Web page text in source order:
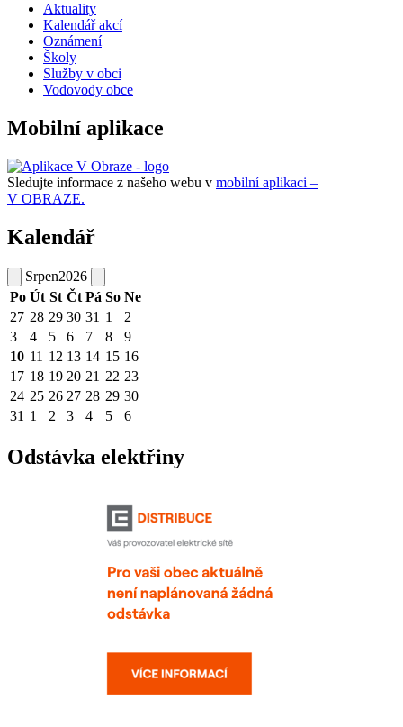
Aktuality
Kalendář akcí
Oznámení
Školy
Služby v obci
Vodovody obce
Mobilní aplikace
Sledujte informace z našeho webu v mobilní aplikaci –
V OBRAZE.
Kalendář
Srpen2026
Po Út St Čt Pá So Ne
27 28 29 30 31 1
2
3
4 5 6 7 8
9
10 11 12 13 14 15 16
17 18 19 20 21 22 23
24 25 26 27 28 29 30
31 1 2 3 4 5 6
Odstávka elektřiny